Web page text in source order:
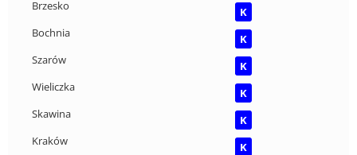
Brzesko
K
Bochnia
K
Szarów
K
Wieliczka
K
Skawina
K
Kraków
K